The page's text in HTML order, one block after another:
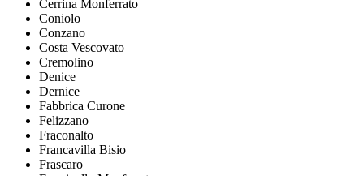
Cerrina Monferrato
Coniolo
Conzano
Costa Vescovato
Cremolino
Denice
Dernice
Fabbrica Curone
Felizzano
Fraconalto
Francavilla Bisio
Frascaro